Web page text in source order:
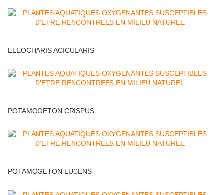
ELEOCHARIS ACICULARIS
POTAMOGETON CRISPUS
POTAMOGETON LUCENS